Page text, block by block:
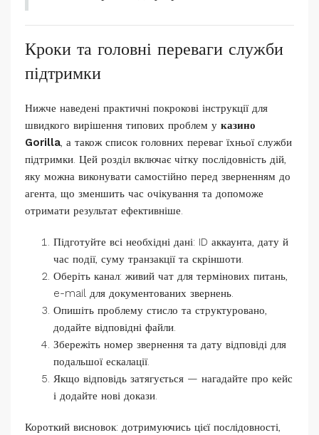
Кроки та головні переваги служби
підтримки
Нижче наведені практичні покрокові інструкції для
швидкого вирішення типових проблем у казино
Gorilla, а також список головних переваг їхньої служби
підтримки. Цей розділ включає чітку послідовність дій,
яку можна виконувати самостійно перед зверненням до
агента, що зменшить час очікування та допоможе
отримати результат ефективніше.
Підготуйте всі необхідні дані: ID аккаунта, дату й
час події, суму транзакції та скріншоти.
Оберіть канал: живий чат для термінових питань,
e-mail для документованих звернень.
Опишіть проблему стисло та структуровано,
додайте відповідні файли.
Збережіть номер звернення та дату відповіді для
подальшої ескалації.
Якщо відповідь затягується — нагадайте про кейс
і додайте нові докази.
Короткий висновок: дотримуючись цієї послідовності,